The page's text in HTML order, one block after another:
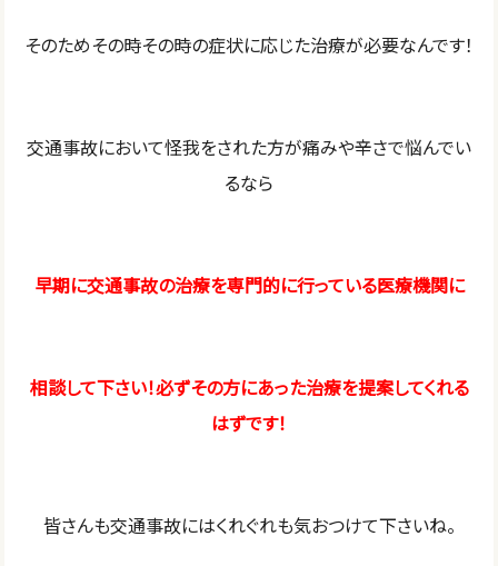
そのためその時その時の症状に応じた治療が必要なんです！
交通事故において怪我をされた方が痛みや辛さで悩んでい
るなら
早期に交通事故の治療を専門的に行っている医療機関に
相談して下さい！必ずその方にあった治療を提案してくれる
はずです！
皆さんも交通事故にはくれぐれも気おつけて下さいね。